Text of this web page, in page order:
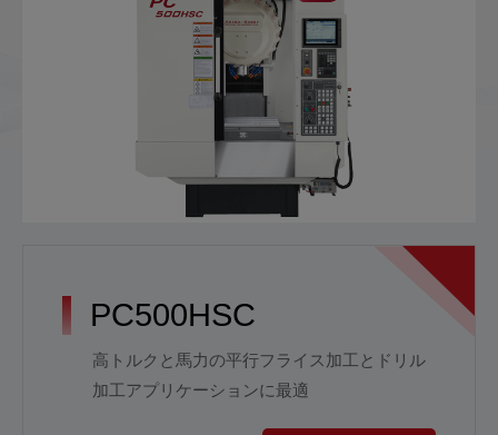
高効率ダブルテーブル交換ディスクシリーズ
多面加工機シリーズ
PC500HSC
高トルクと馬力の平行フライス加工とドリル
加工アプリケーションに最適